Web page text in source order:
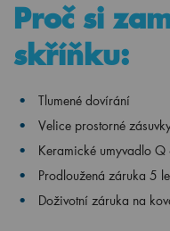
Proč si
skříňku:
Tlumené dovírání
Velice prostorné
Keramické umyvadlo Q
Prodloužená záruka 5
Doživotní záruka na